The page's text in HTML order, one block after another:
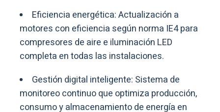
Eficiencia energética: Actualización a
motores con eficiencia según norma IE4 para
compresores de aire e iluminación LED
completa en todas las instalaciones.
Gestión digital inteligente: Sistema de
monitoreo continuo que optimiza producción,
consumo y almacenamiento de energía en